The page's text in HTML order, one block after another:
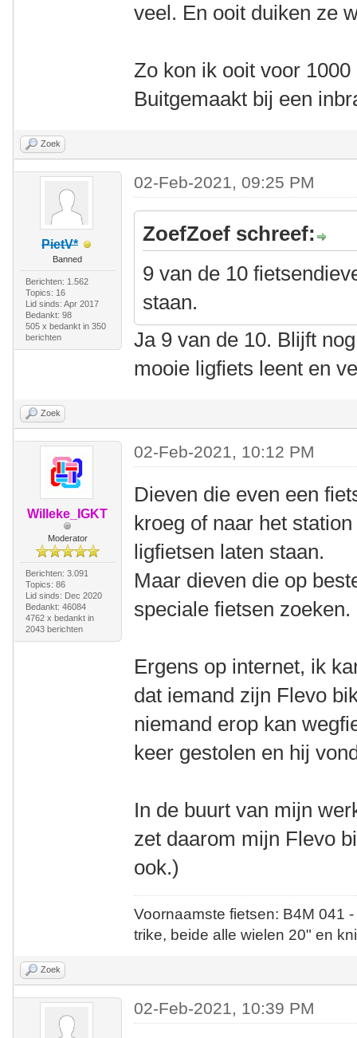
veel. En ooit duiken ze
Zo kon ik ooit voor
Buitgemaakt bij een
Zoek
PietV*
Banned
Berichten: 1.562
Topics: 16
Lid sinds: Apr 2017
Bedankt: 98
505 x bedankt in 350
berichten
02-Feb-2021, 09:25 PM
ZoefZoef schreef:
9 van de 10
staan.
Ja 9 van de 10. Blijft
mooie ligfiets leent en
Zoek
Willeke_IGKT
Moderator
Berichten: 3.091
Topics: 86
Lid sinds: Dec 2020
Bedankt: 46084
4762 x bedankt in
2043 berichten
02-Feb-2021, 10:12 PM
Dieven die even een
kroeg of naar het
ligfietsen laten staan.
Maar dieven die op
speciale fietsen zoeken.
Ergens op internet, ik
dat iemand zijn Flevo
niemand erop kan
keer gestolen en hij
In de buurt van mijn
zet daarom mijn Flevo
ook.)
Voornaamste fietsen: B4M
trike, beide alle wielen 20" en
Zoek
02-Feb-2021, 10:39 PM